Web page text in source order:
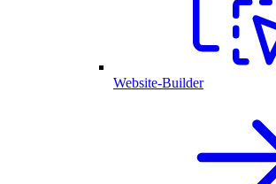
Website-Builder